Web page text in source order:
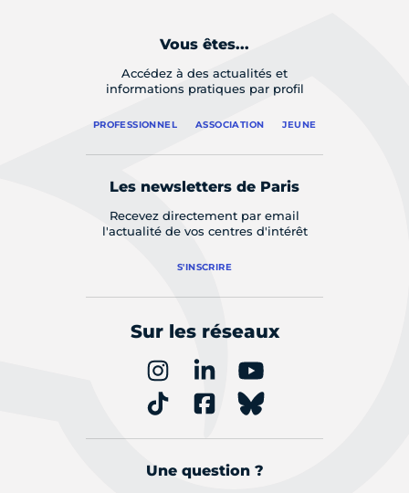
Vous êtes...
Accédez à des actualités et
informations pratiques par profil
PROFESSIONNEL ASSOCIATION JEUNE
Les newsletters de Paris
Recevez directement par email
l'actualité de vos centres d'intérêt
S'INSCRIRE
Sur les réseaux
Une question ?